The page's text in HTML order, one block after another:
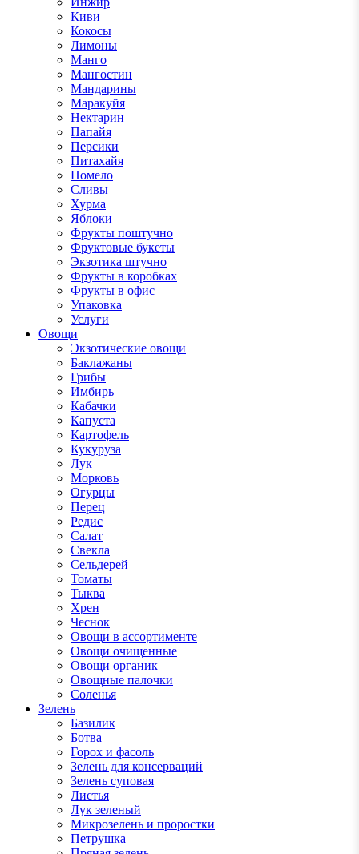
Киви
Кокосы
Лимоны
Манго
Мангостин
Мандарины
Маракуйя
Нектарин
Папайя
Персики
Питахайя
Помело
Сливы
Хурма
Яблоки
Фрукты поштучно
Фруктовые букеты
Экзотика штучно
Фрукты в коробках
Фрукты в офис
Упаковка
Услуги
Овощи
Экзотические овощи
Баклажаны
Грибы
Имбирь
Кабачки
Капуста
Картофель
Кукуруза
Лук
Морковь
Огурцы
Перец
Редис
Салат
Свекла
Сельдерей
Томаты
Тыква
Хрен
Чеснок
Овощи в ассортименте
Овощи очищенные
Овощи органик
Овощные палочки
Соленья
Зелень
Базилик
Ботва
Горох и фасоль
Зелень для консерваций
Зелень суповая
Листья
Лук зеленый
Микрозелень и проростки
Петрушка